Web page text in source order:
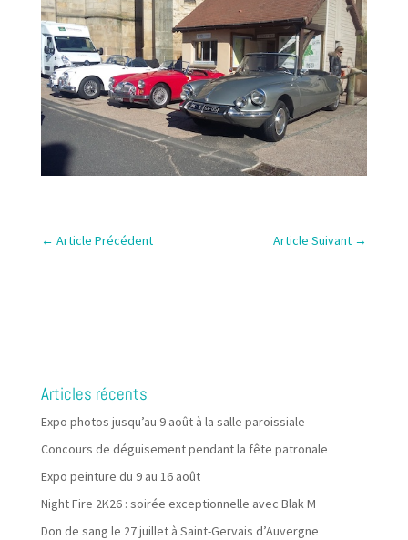
← Article Précédent Article Suivant →
Articles récents
Expo photos jusqu’au 9 août à la salle paroissiale
Concours de déguisement pendant la fête patronale
Expo peinture du 9 au 16 août
Night Fire 2K26 : soirée exceptionnelle avec Blak M
Don de sang le 27 juillet à Saint-Gervais d’Auvergne